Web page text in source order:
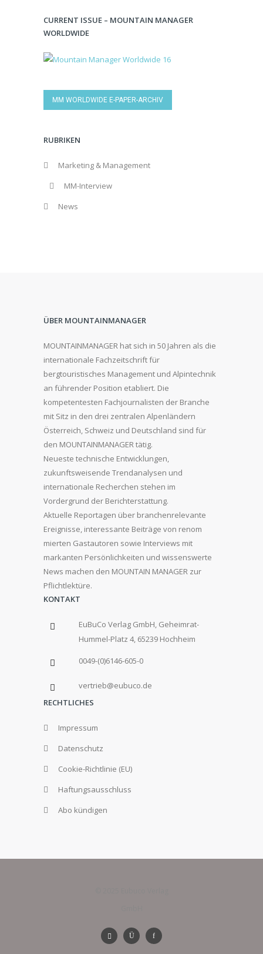
CURRENT ISSUE – MOUNTAIN MANAGER
WORLDWIDE
MM WORLDWIDE E-PAPER-ARCHIV
RUBRIKEN
Marketing & Management
MM-Interview
News
ÜBER MOUNTAINMANAGER
MOUNTAINMANAGER hat sich in 50 Jahren als die
internationale Fachzeitschrift für
bergtouristisches Management und Alpintechnik
an führender Position etabliert. Die
kompetentesten Fachjournalisten der Branche
mit Sitz in den drei zentralen Alpenländern
Österreich, Schweiz und Deutschland sind für
den MOUNTAINMANAGER tätig.
Neueste technische Entwicklungen,
zukunftsweisende Trendanalysen und
internationale Recherchen stehen im
Vordergrund der Berichterstattung.
Aktuelle Reportagen über branchenrelevante
Ereignisse, interessante Beiträge von renom
mierten Gastautoren sowie Interviews mit
markanten Persönlichkeiten und wissenswerte
News machen den MOUNTAIN MANAGER zur
Pflichtlektüre.
KONTAKT
EuBuCo Verlag GmbH, Geheimrat-
Hummel-Platz 4, 65239 Hochheim
0049-(0)6146-605-0
vertrieb@eubuco.de
RECHTLICHES
Impressum
Datenschutz
Cookie-Richtlinie (EU)
Haftungsausschluss
Abo kündigen